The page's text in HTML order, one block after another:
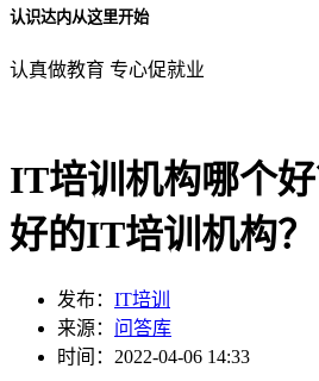
认识达内从这里开始
认真做教育 专心促就业
IT培训机构哪个
好的IT培训机构？
发布： IT培训
来源： 问答库
时间：2022-04-06 14:33